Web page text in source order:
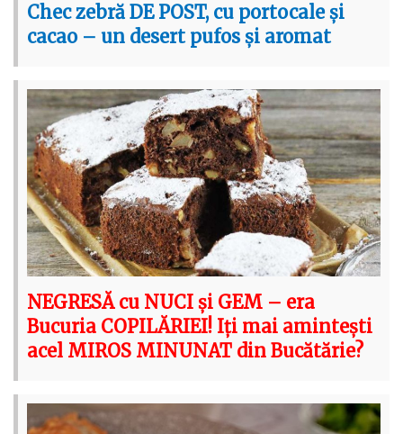
Chec zebră DE POST, cu portocale și
cacao – un desert pufos și aromat
NEGRESĂ cu NUCI și GEM – era
Bucuria COPILĂRIEI! Iți mai amintești
acel MIROS MINUNAT din Bucătărie?